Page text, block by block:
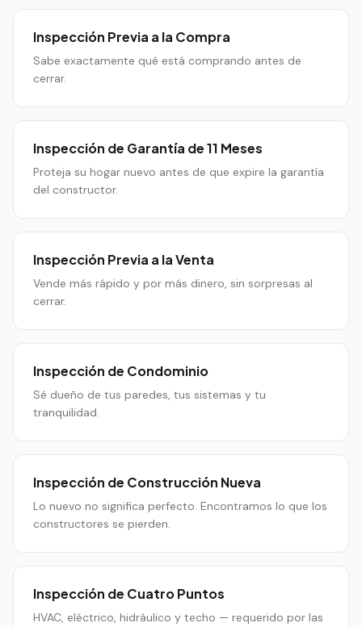
Inspección Previa a la Compra
Sabe exactamente qué está comprando antes de
cerrar.
Inspección de Garantía de 11 Meses
Proteja su hogar nuevo antes de que expire la garantía
del constructor.
Inspección Previa a la Venta
Vende más rápido y por más dinero, sin sorpresas al
cerrar.
Inspección de Condominio
Sé dueño de tus paredes, tus sistemas y tu
tranquilidad.
Inspección de Construcción Nueva
Lo nuevo no significa perfecto. Encontramos lo que los
constructores se pierden.
Inspección de Cuatro Puntos
HVAC, eléctrico, hidráulico y techo — requerido por las